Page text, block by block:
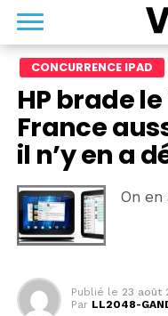
CONCURRENCE IPAD
HP brade
France
il n’y en a
On en
Publié le 23 août
Par LL2048-